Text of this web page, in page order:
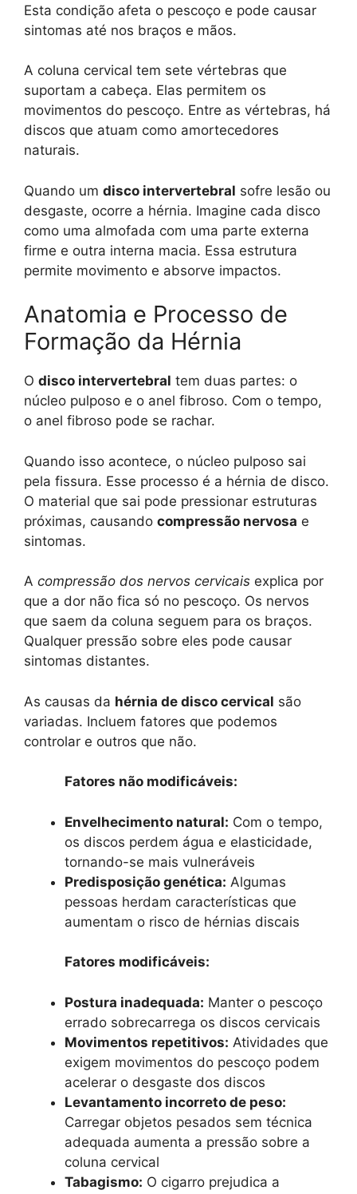
Esta condição afeta o pescoço e pode causar
sintomas até nos braços e mãos.
A coluna cervical tem sete vértebras que
suportam a cabeça. Elas permitem os
movimentos do pescoço. Entre as vértebras, há
discos que atuam como amortecedores
naturais.
Quando um disco intervertebral sofre lesão ou
desgaste, ocorre a hérnia. Imagine cada disco
como uma almofada com uma parte externa
firme e outra interna macia. Essa estrutura
permite movimento e absorve impactos.
Anatomia e Processo de
Formação da Hérnia
O disco intervertebral tem duas partes: o
núcleo pulposo e o anel fibroso. Com o tempo,
o anel fibroso pode se rachar.
Quando isso acontece, o núcleo pulposo sai
pela fissura. Esse processo é a hérnia de disco.
O material que sai pode pressionar estruturas
próximas, causando compressão nervosa e
sintomas.
A compressão dos nervos cervicais explica por
que a dor não fica só no pescoço. Os nervos
que saem da coluna seguem para os braços.
Qualquer pressão sobre eles pode causar
sintomas distantes.
As causas da hérnia de disco cervical são
variadas. Incluem fatores que podemos
controlar e outros que não.
Fatores não modificáveis:
Envelhecimento natural: Com o tempo,
os discos perdem água e elasticidade,
tornando-se mais vulneráveis
Predisposição genética: Algumas
pessoas herdam características que
aumentam o risco de hérnias discais
Fatores modificáveis:
Postura inadequada: Manter o pescoço
errado sobrecarrega os discos cervicais
Movimentos repetitivos: Atividades que
exigem movimentos do pescoço podem
acelerar o desgaste dos discos
Levantamento incorreto de peso:
Carregar objetos pesados sem técnica
adequada aumenta a pressão sobre a
coluna cervical
Tabagismo: O cigarro prejudica a